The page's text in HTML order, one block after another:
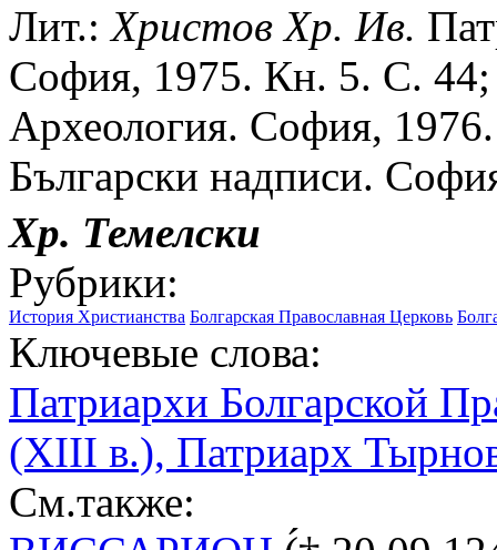
Лит.:Христов Хр. Ив.
София, 1975. Кн. 5. С.
Археология. София,
Български надписи.
Хр. Темелски
Рубрики:
История Христианства Болгарская Православная Церковь
Ключевые слова:
Патриархи Болгарской
(XIII в.), Патриарх
См.также: